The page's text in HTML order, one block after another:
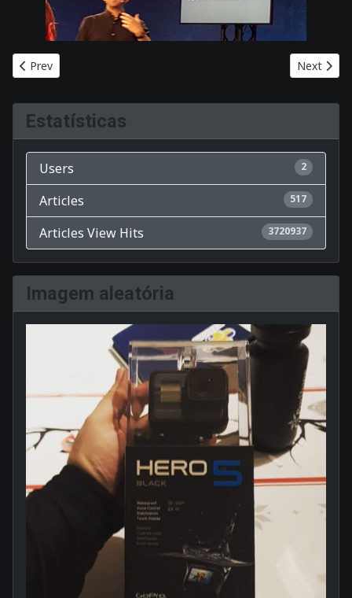
Previous article: Ferramentas modernas de Unix
Prev Next
Next
Estatísticas
Users 2
Articles 517
Articles View Hits 3720937
Imagem aleatória